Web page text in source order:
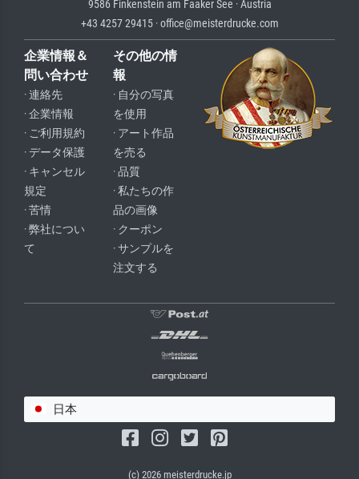
9586 Finkenstein am Faaker See · Austria
+43 4257 29415 · office@meisterdrucke.com
企業情報＆
問い合わせ
· 連絡先
· 企業情報
· ご利用規約
· データ保護
· キャンセル
規定
· 苦情
· 弊社につい
て
その他の情
報
· 自分の写真
を使用
· アート作品
を売る
· 品質
· 私たちの作
品の画像
· クーポン
· サンプルを
注文する
日本
(c) 2026 meisterdrucke.jp